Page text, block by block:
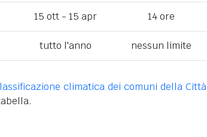
15 ott - 15 apr 14 ore
tutto l'anno nessun limite
climatica dei comuni della Città